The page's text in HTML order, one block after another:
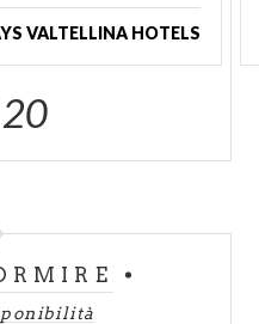
VALTELLINA HOTELS
20